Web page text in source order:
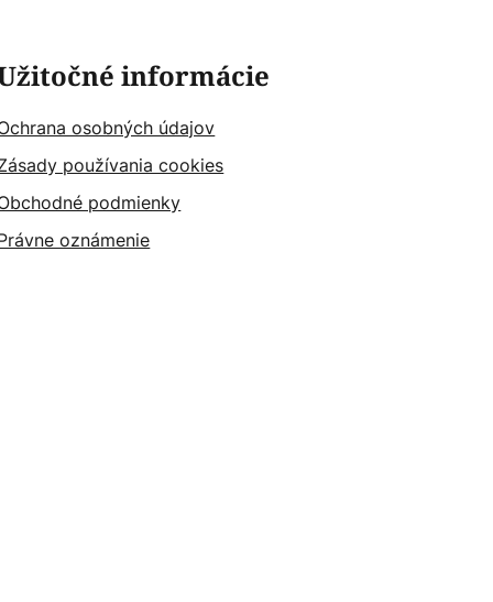
informácie
osobných údajov
používania cookies
podmienky
oznámenie